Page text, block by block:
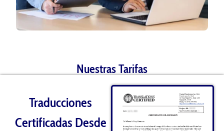
Nuestras Tarifas
Traducciones
Certificadas Desde